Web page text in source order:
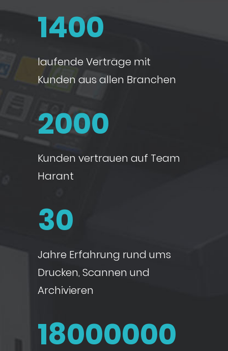
1400
laufende Verträge mit
Kunden aus allen Branchen
2000
Kunden vertrauen auf Team
Harant
30
Jahre Erfahrung rund ums
Drucken, Scannen und
Archivieren
18000000